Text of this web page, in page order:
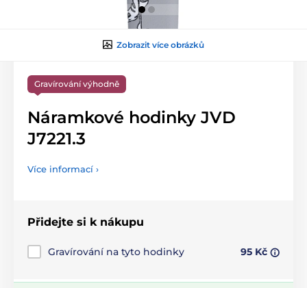
Zobrazit více obrázků
Gravírování výhodně
Náramkové hodinky JVD
J7221.3
Více informací ›
Přidejte si k nákupu
Gravírování na tyto hodinky 95 Kč